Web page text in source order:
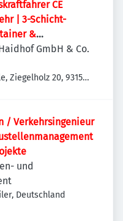
CE
| 3-Schicht-
&
GmbH & Co.
Ziegelholz 20, 93158
/ Verkehrsingenieur
und
Deutschland